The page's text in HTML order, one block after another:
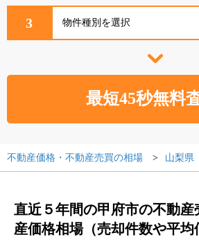
3
不動産価格・不動産売買の相場 山梨県
直近５年間の甲府市の不動
産価格相場（売却件数や平均